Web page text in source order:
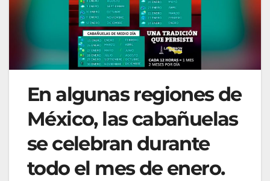
En algunas regiones de
México, las cabañuelas
se celebran durante
todo el mes de enero.